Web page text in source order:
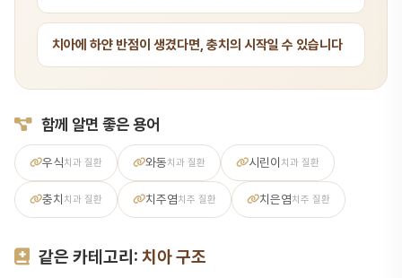
치아에 하얀 반점이 생겼다면, 충치의 시작일 수 있습니다
함께 알면 좋은 용어
우식치과 질환 와동치과 질환 시린이 치과 질환
충치 치과 질환 치주염치주 질환 치은염치주 질환
같은 카테고리: 치아 구조